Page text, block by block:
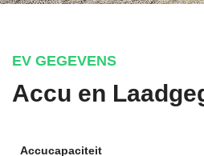
EV GEGEVENS
Accu en
Accucapaciteit